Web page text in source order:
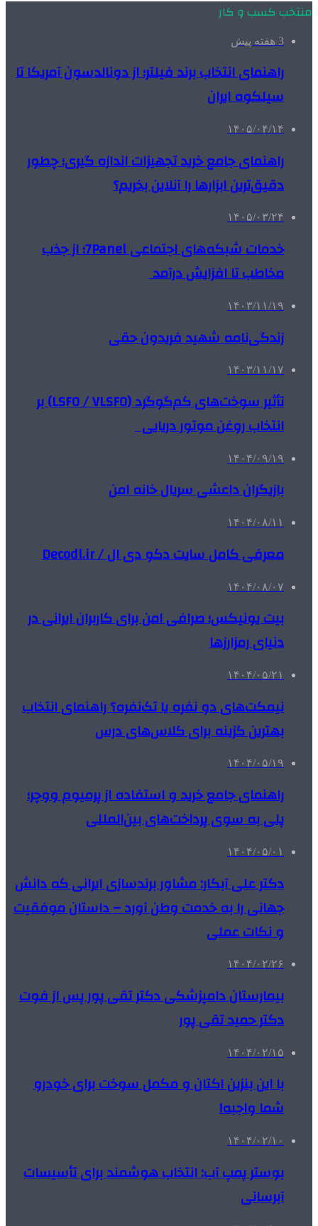
منتخب کسب و کار
3 هفته پیش
راهنمای انتخاب برند فیلتر؛ از دونالدسون آمریکا تا
سیلکوه ایران
۱۴۰۵/۰۴/۱۴
راهنمای جامع خرید تجهیزات اندازه گیری؛ چطور
دقیق‌ترین ابزارها را آنلاین بخریم؟
۱۴۰۵/۰۳/۲۴
خدمات شبکه‌های اجتماعی 7Panel؛ از جذب
مخاطب تا افزایش درآمد
۱۴۰۳/۱۱/۱۹
زندگی‌نامه شهید فریدون حقی
۱۴۰۳/۱۱/۱۷
تأثیر سوخت‌های کم‌گوگرد (LSFO / VLSFO) بر
انتخاب روغن موتور دریایی
۱۴۰۴/۰۹/۱۹
بازیگران داعشی سریال خانه امن
۱۴۰۴/۰۸/۱۱
معرفی کامل سایت دکو دی ال / Decodl.ir
۱۴۰۴/۰۸/۰۷
بیت یونیکس؛ صرافی امن برای کاربران ایرانی در
دنیای رمزارزها
۱۴۰۴/۰۵/۲۱
نیمکت‌های دو نفره یا تک‌نفره؟ راهنمای انتخاب
بهترین گزینه برای کلاس‌های درس
۱۴۰۴/۰۵/۱۹
راهنمای جامع خرید و استفاده از پرمیوم ووچر؛
پلی به سوی پرداخت‌های بین‌المللی
۱۴۰۴/۰۵/۰۱
دکتر علی آبکار: مشاور برندسازی ایرانی که دانش
جهانی را به خدمت وطن آورد – داستان موفقیت
و نکات عملی
۱۴۰۴/۰۲/۲۶
بیمارستان دامپزشکی دکتر تقی پور پس از فوت
دکتر حمید تقی پور
۱۴۰۴/۰۲/۱۵
با این بنزین اکتان و مکمل سوخت برای خودرو
شما واجبه!
۱۴۰۴/۰۲/۱۰
بوستر پمپ آب: انتخاب هوشمند برای تأسیسات
آبرسانی